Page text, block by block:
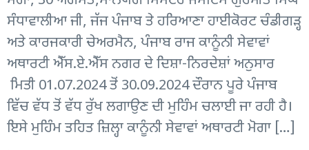
ਸੰਧਾਵਾਲੀਆ ਜੀ, ਜੱਜ ਪੰਜਾਬ ਤੇ ਹਰਿਆਣਾ ਹਾਈਕੋਰਟ ਚੰਡੀਗੜ੍ਹ
ਅਤੇ ਕਾਰਜਕਾਰੀ ਚੇਅਰਮੈਨ, ਪੰਜਾਬ ਰਾਜ ਕਾਨੂੰਨੀ ਸੇਵਾਵਾਂ
ਅਥਾਰਟੀ ਐੱਸ.ਏ.ਐੱਸ ਨਗਰ ਦੇ ਦਿਸ਼ਾ-ਨਿਰਦੇਸ਼ਾਂ ਅਨੁਸਾਰ
ਮਿਤੀ 01.07.2024 ਤੋਂ 30.09.2024 ਦੌਰਾਨ ਪੂਰੇ ਪੰਜਾਬ
ਵਿੱਚ ਵੱਧ ਤੋਂ ਵੱਧ ਰੁੱਖ ਲਗਾਉਣ ਦੀ ਮੁਹਿੰਮ ਚਲਾਈ ਜਾ ਰਹੀ ਹੈ।
ਇਸੇ ਮੁਹਿੰਮ ਤਹਿਤ ਜ਼ਿਲ੍ਹਾ ਕਾਨੂੰਨੀ ਸੇਵਾਵਾਂ ਅਥਾਰਟੀ ਮੋਗਾ […]